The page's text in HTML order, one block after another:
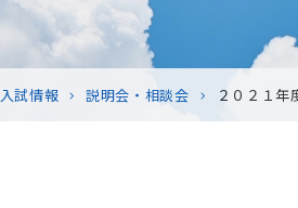
入試情報 説明会・相談会 ２０２１